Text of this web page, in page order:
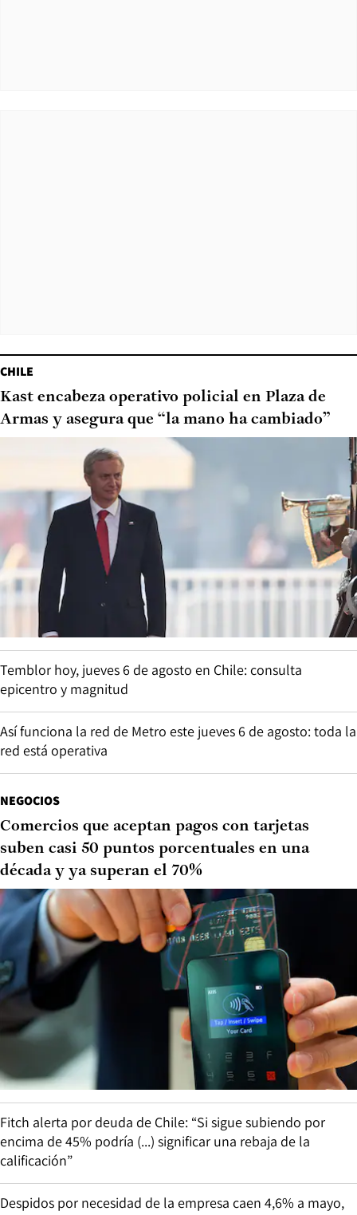
CHILE
Kast encabeza operativo policial en Plaza de
Armas y asegura que “la mano ha cambiado”
Temblor hoy, jueves 6 de agosto en Chile: consulta
epicentro y magnitud
Así funciona la red de Metro este jueves 6 de agosto: toda la
red está operativa
NEGOCIOS
Comercios que aceptan pagos con tarjetas
suben casi 50 puntos porcentuales en una
década y ya superan el 70%
Fitch alerta por deuda de Chile: “Si sigue subiendo por
encima de 45% podría (...) significar una rebaja de la
calificación”
Despidos por necesidad de la empresa caen 4,6% a mayo,